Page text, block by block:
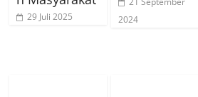
29 Juli 2025
2024